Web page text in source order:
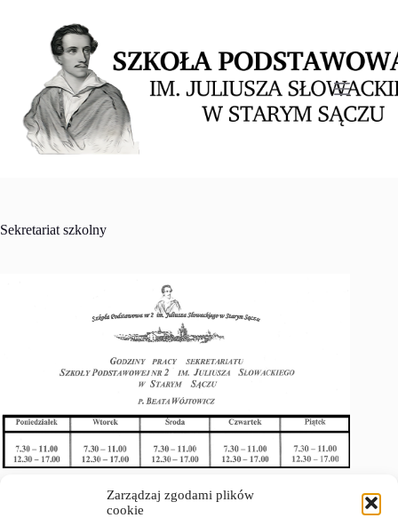
Zarządzaj zgodami plików
cookie
Sekretariat szkolny